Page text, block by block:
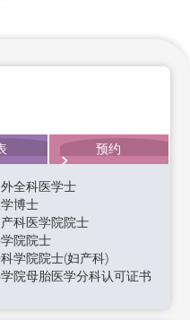
预约
全科医学士
博士
科医学院院士
院院士
学院院士(妇产科)
院母胎医学分科认可证书